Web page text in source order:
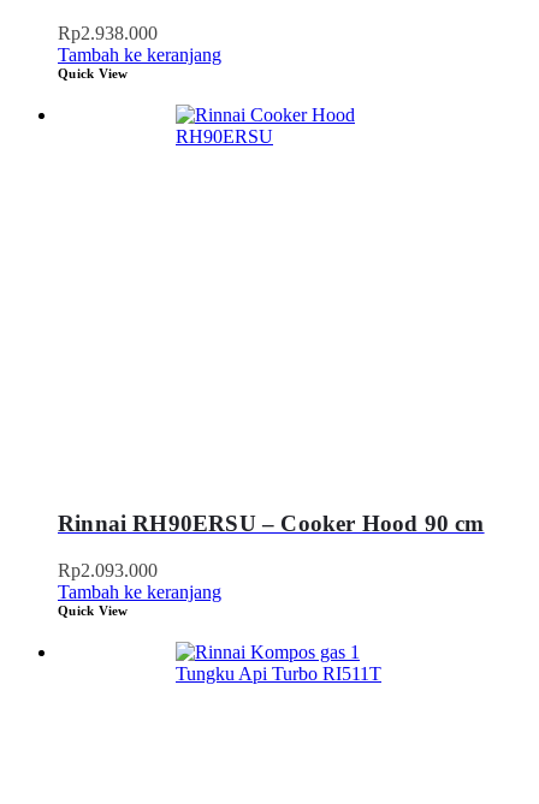
Rp2.938.000
Tambah ke keranjang
Quick View
Rinnai RH90ERSU – Cooker Hood 90 cm
Rp2.093.000
Tambah ke keranjang
Quick View